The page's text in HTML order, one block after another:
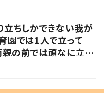
立ちしかできない我が
園では1人で立って
親の前では頑なに立た